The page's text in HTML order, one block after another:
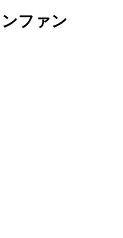
ファン